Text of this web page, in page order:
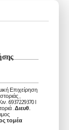
Επιχείρηση
,
6937229370 |
. Διευθ.
τομέα